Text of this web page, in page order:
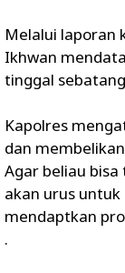
Melalui laporan
Ikhwan
tinggal
Kapolres
dan
Agar beliau
akan urus
mendaptkan
.